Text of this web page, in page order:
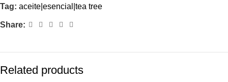
Tag: aceite|esencial|tea tree
Share:
Related products